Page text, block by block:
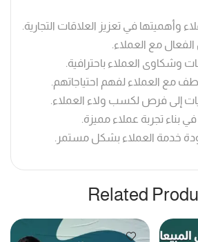
Related